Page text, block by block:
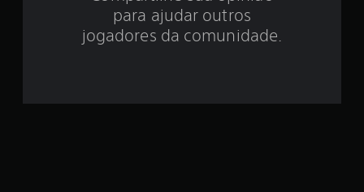
para ajudar outros
jogadores da comunidade.